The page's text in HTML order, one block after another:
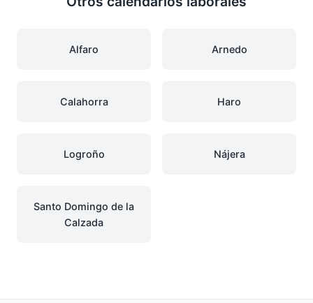
Alfaro Arnedo
Calahorra Haro
Logroño Nájera
Santo Domingo de la
Calzada